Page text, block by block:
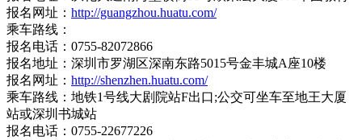
报名网址： http://guangzhou.huatu.com/
乘车路线：
报名电话：0755-82072866
报名地址：深圳市罗湖区深南东路5015号金丰城A座10楼
报名网址： http://shenzhen.huatu.com/
乘车路线：地铁1号线大剧院站F出口;公交可坐车至地王大厦
站或深圳书城站
报名电话：0755-22677226